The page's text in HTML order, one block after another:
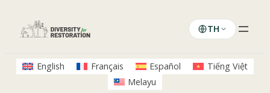
TH
English Français Español
Tiếng Việt
Melayu